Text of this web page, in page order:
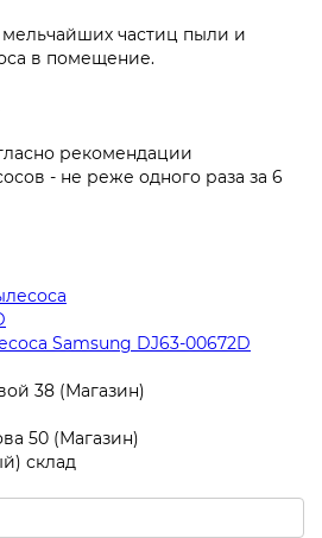
мельчайших частиц пыли и
в помещение.
рекомендации
- не реже одного раза за 6
Samsung DJ63-00672D
38 (Магазин)
50 (Магазин)
склад